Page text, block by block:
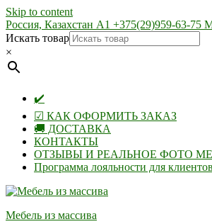
Skip to content
Россия, Казахстан А1 +375(29)959-63-75
Искать товар
×
✔️
☑ КАК ОФОРМИТЬ ЗАКАЗ
🚚 ДОСТАВКА
КОНТАКТЫ
ОТЗЫВЫ И РЕАЛЬНОЕ ФОТО
Программа лояльности для клиентов
Мебель из массива